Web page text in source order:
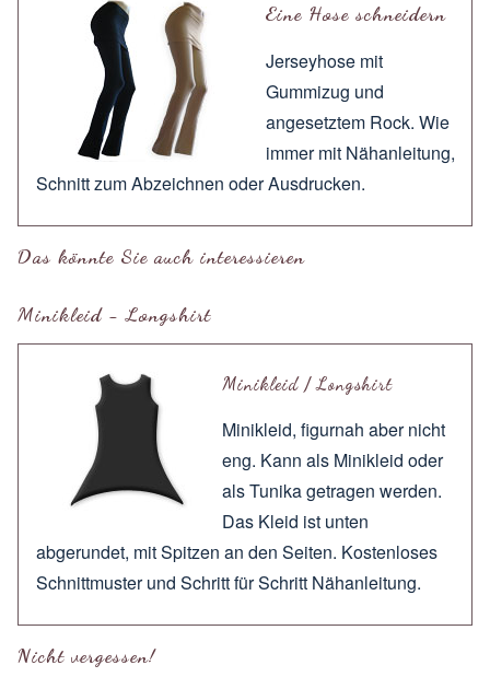
Eine Hose schneidern
Jerseyhose mit
Gummizug und
angesetztem Rock. Wie
immer mit Nähanleitung,
Schnitt zumAbzeichnen oderAusdrucken.
Das könnte Sie auch interessieren
Minikleid - Longshirt
Minikleid / Longshirt
Minikleid, figurnah aber nicht
eng. Kann als Minikleid oder
als Tunika getragen werden.
Das Kleid ist unten
abgerundet, mit Spitzen an den Seiten. Kostenloses
Schnittmuster und Schritt für Schritt Nähanleitung.
Nicht vergessen!